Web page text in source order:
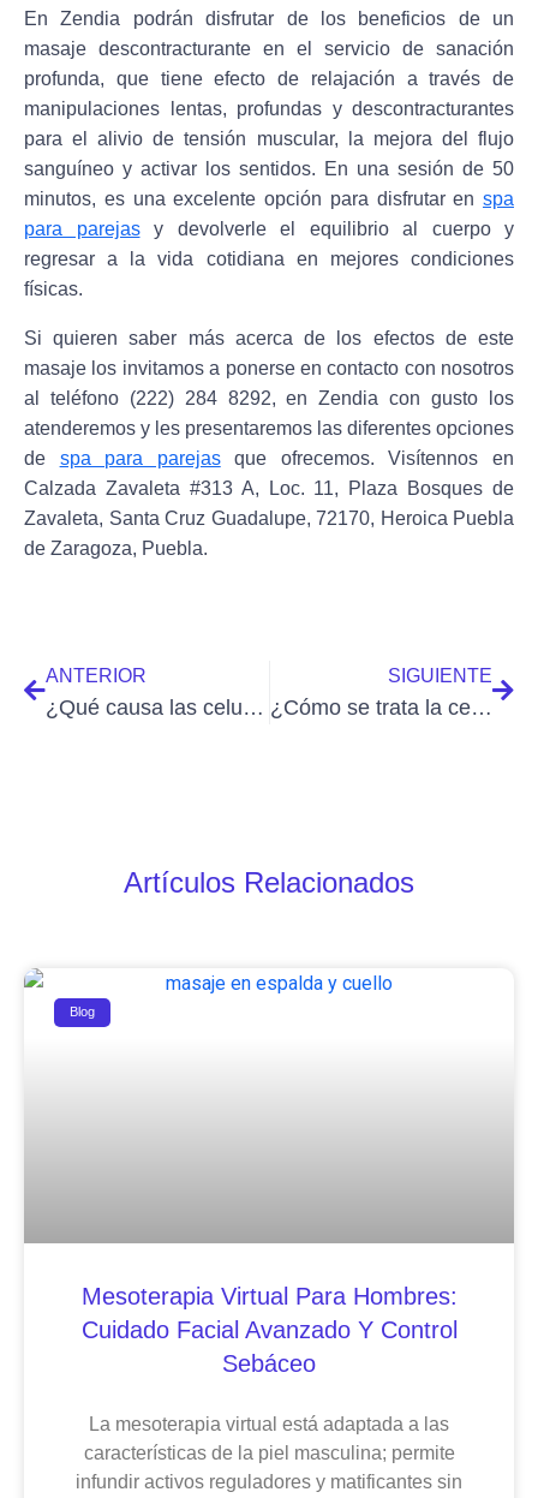
En Zendia podrán disfrutar de los beneficios de un
masaje descontracturante en el servicio de sanación
profunda, que tiene efecto de relajación a través de
manipulaciones lentas, profundas y descontracturantes
para el alivio de tensión muscular, la mejora del flujo
sanguíneo y activar los sentidos. En una sesión de 50
minutos, es una excelente opción para disfrutar en spa
para parejasy devolverle el equilibrio al cuerpo y
regresar a la vida cotidiana en mejores condiciones
físicas.
Si quieren saber más acerca de los efectos de este
masaje los invitamos a ponerse en contacto con nosotros
al teléfono (222) 284 8292, en Zendia con gusto los
atenderemos y les presentaremos las diferentes opciones
de spa para parejasque ofrecemos. Visítennos en
Calzada Zavaleta #313 A, Loc. 11, Plaza Bosques de
Zavaleta, Santa Cruz Guadalupe, 72170, Heroica Puebla
de Zaragoza, Puebla.
ANTERIOR
¿Qué causa las celulitis?
SIGUIENTE
¿Cómo se trata la celulitis con ultrasonido?
Artículos Relacionados
Blog
Mesoterapia Virtual Para Hombres:
Cuidado Facial Avanzado Y Control
Sebáceo
La mesoterapia virtual está adaptada a las
características de la piel masculina; permite
infundir activos reguladores y matificantes sin